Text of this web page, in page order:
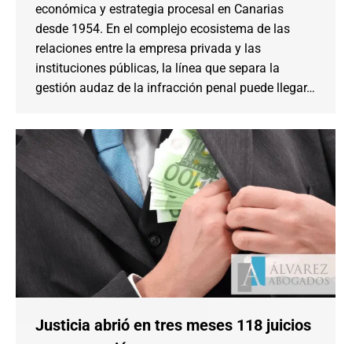
económica y estrategia procesal en Canarias
desde 1954. En el complejo ecosistema de las
relaciones entre la empresa privada y las
instituciones públicas, la línea que separa la
gestión audaz de la infracción penal puede llegar…
Justicia abrió en tres meses 118 juicios